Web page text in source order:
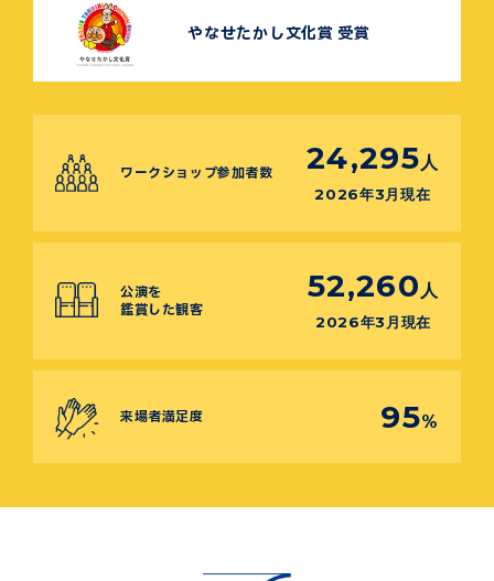
やなせたかし文化賞 受賞
ワークショップ参加者数 24,295 人
2026年3月現在
公演を
鑑賞した観客
52,260 人
2026年3月現在
来場者満足度 95%